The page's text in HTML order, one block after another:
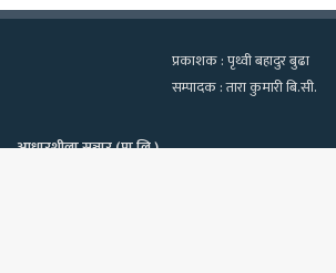
प्रकाशक : पृथ्वी बहादुर बुढा
सम्पादक : तारा कुमारी बि.सी.
आधारशीला सञ्चार (प्रा.लि.)